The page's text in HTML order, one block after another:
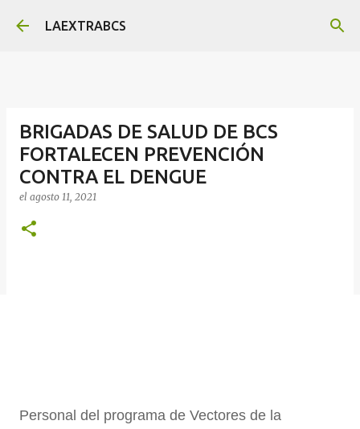
Ir al contenido principal
LAEXTRABCS
BRIGADAS DE SALUD DE BCS
FORTALECEN PREVENCIÓN
CONTRA EL DENGUE
el agosto 11, 2021
Personal del programa de Vectores de la